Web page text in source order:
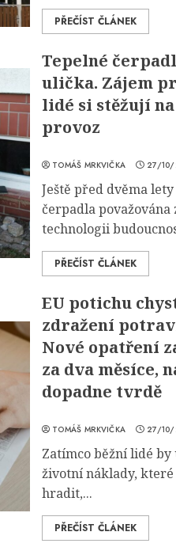
PŘEČÍST ČLÁNEK
Tepelné
ulička. Zájem
lidé si stěžují
provoz
TOMÁŠ MRKVIČKA 27/
Ještě před dvěma
čerpadla považována
technologii
PŘEČÍST ČLÁNEK
EU potichu
zdražení
Nové opatření
za dva měsíce,
dopadne tvrdě
TOMÁŠ MRKVIČKA 27/
Zatímco běžní lidé
životní náklady,
hradit,...
PŘEČÍST ČLÁNEK